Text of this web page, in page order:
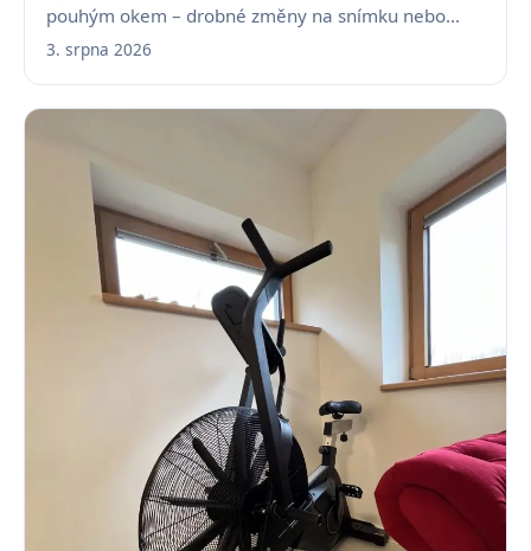
pouhým okem – drobné změny na snímku nebo
fotografii…
3. srpna 2026